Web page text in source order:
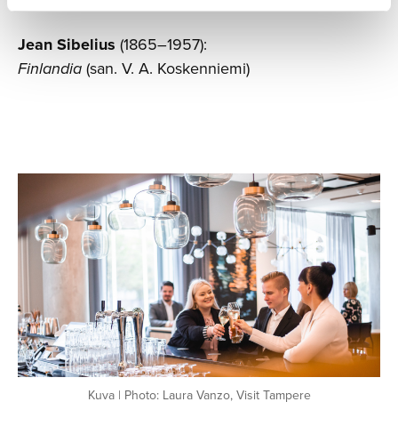
Jean Sibelius (1865–1957):
Finlandia(san. V. A. Koskenniemi)
Kuva | Photo: Laura Vanzo, Visit Tampere